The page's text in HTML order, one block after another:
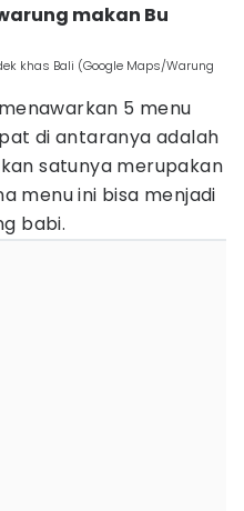
makan Bu
khas Bali (Google Maps/Warung
5 menu
di antaranya adalah
satunya merupakan
menu ini bisa menjadi
babi.